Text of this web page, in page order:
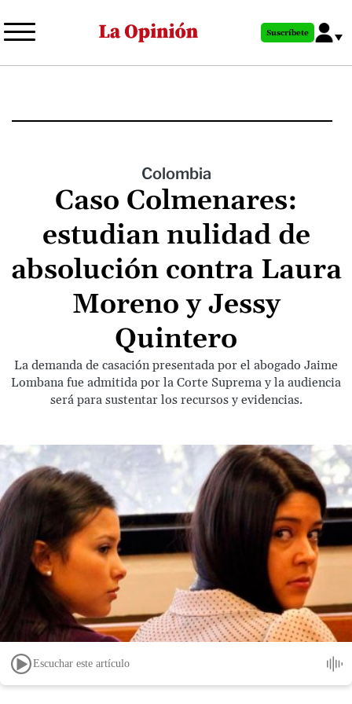
al
principal
Suscríbete
Colombia
Caso Colmenares:
estudian nulidad de
absolución contra Laura
Moreno y Jessy
Quintero
La demanda de casación presentada por el abogado Jaime
Lombana fue admitida por la Corte Suprema y la audiencia
será para sustentar los recursos y evidencias.
Escuchar este artículo